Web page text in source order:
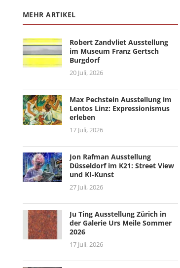
MEHR ARTIKEL
Robert Zandvliet Ausstellung
im Museum Franz Gertsch
Burgdorf
20 Juli, 2026
Max Pechstein Ausstellung im
Lentos Linz: Expressionismus
erleben
17 Juli, 2026
Jon Rafman Ausstellung
Düsseldorf im K21: Street View
und KI-Kunst
27 Juli, 2026
Ju Ting Ausstellung Zürich in
der Galerie Urs Meile Sommer
2026
17 Juli, 2026